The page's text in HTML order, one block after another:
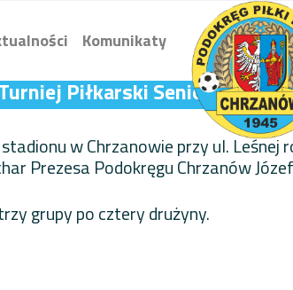
Komunikaty
Piłkarski Seniorów o
w Chrzanowie przy ul. Leśnej
Prezesa Podokręgu Chrzanów
grupy po cztery drużyny.